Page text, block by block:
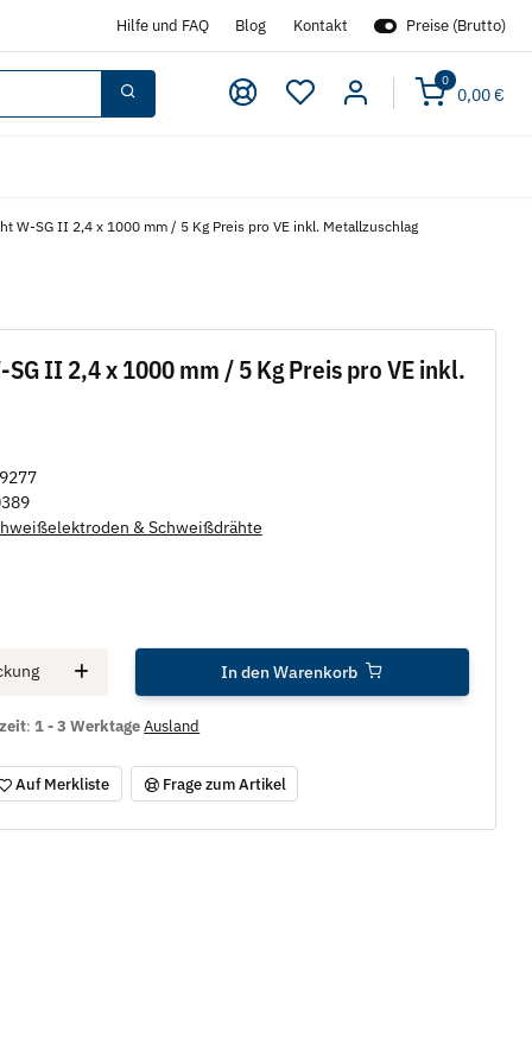
Hilfe und FAQ Blog Kontakt Preise (Brutto)
0
0,00 €
W-SG II 2,4 x 1000 mm / 5 Kg Preis pro VE inkl. Metallzuschlag
II 2,4 x 1000 mm / 5 Kg Preis pro VE inkl.
& Schweißdrähte
In den Warenkorb
:1 - 3 WerktageAusland
Auf Merkliste Frage zum Artikel